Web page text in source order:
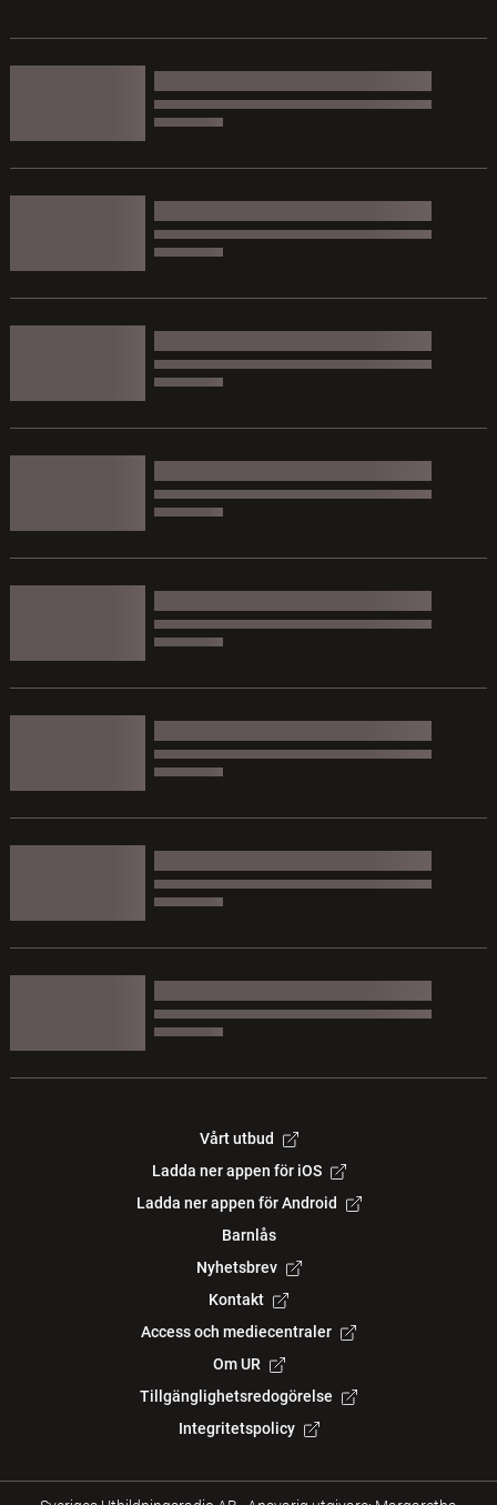
Vårt utbud
Ladda ner appen för iOS
Ladda ner appen för Android
Barnlås
Nyhetsbrev
Kontakt
Access och mediecentraler
Om UR
Tillgänglighetsredogörelse
Integritetspolicy